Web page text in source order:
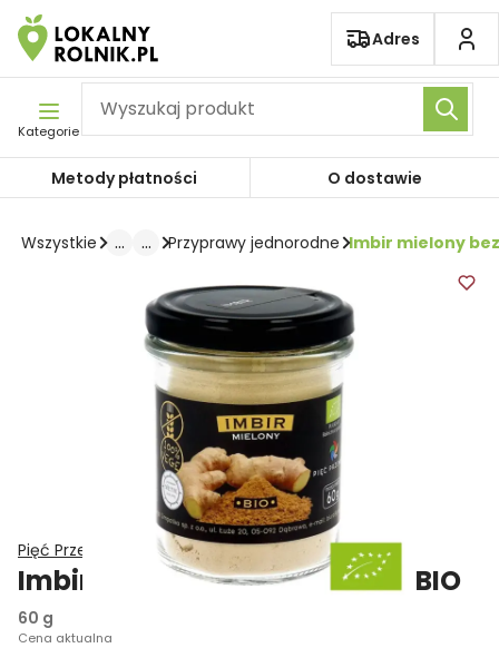
Pomiń nawigację
Adres
Kategorie
Metody płatności O dostawie
Wszystkie ... ... Przyprawy jednorodne Imbir mielony
Pięć Przemian
Imbir mielony bezglutenowy BIO
60 g
Cena aktualna